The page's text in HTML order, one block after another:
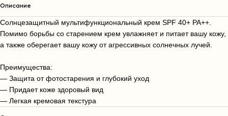
Описание
Солнцезащитный мультифункциональный крем SPF 40+ PA++.
Помимо борьбы со старением крем увлажняет и питает вашу кожу,
а также оберегает вашу кожу от агрессивных солнечных лучей.
Преимущества:
— Защита от фотостарения и глубокий уход
— Придает коже здоровый вид
— Легкая кремовая текстура